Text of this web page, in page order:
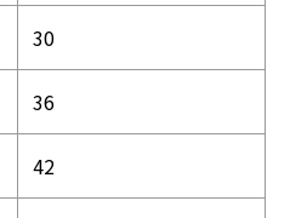
30
36
42